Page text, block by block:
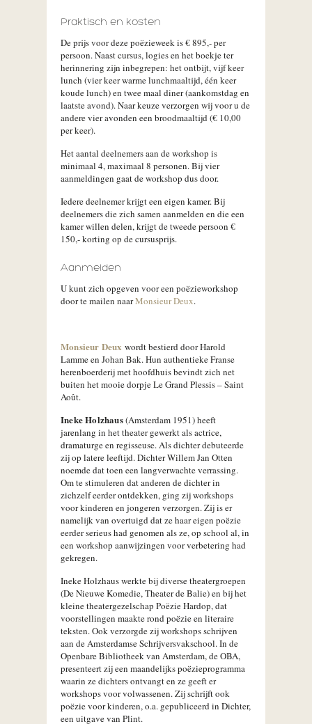
Praktisch en kosten
De prijs voor deze poëzieweek is € 895,- per
persoon. Naast cursus, logies en het boekje ter
herinnering zijn inbegrepen: het ontbijt, vijf keer
lunch (vier keer warme lunchmaaltijd, één keer
koude lunch) en twee maal diner (aankomstdag en
laatste avond). Naar keuze verzorgen wij voor u de
andere vier avonden een broodmaaltijd (€ 10,00
per keer).
Het aantal deelnemers aan de workshop is
minimaal 4, maximaal 8 personen. Bij vier
aanmeldingen gaat de workshop dus door.
Iedere deelnemer krijgt een eigen kamer. Bij
deelnemers die zich samen aanmelden en die een
kamer willen delen, krijgt de tweede persoon €
150,- korting op de cursusprijs.
Aanmelden
U kunt zich opgeven voor een poëzieworkshop
door te mailen naarMonsieur Deux.
Monsieur Deux wordt bestierd door Harold
Lamme en Johan Bak. Hun authentieke Franse
herenboerderij met hoofdhuis bevindt zich net
buiten het mooie dorpje Le Grand Plessis – Saint
Août.
Ineke Holzhaus(Amsterdam 1951) heeft
jarenlang in het theater gewerkt als actrice,
dramaturge en regisseuse. Als dichter debuteerde
zij op latere leeftijd. Dichter Willem Jan Otten
noemde dat toen een langverwachte verrassing.
Om te stimuleren dat anderen de dichter in
zichzelf eerder ontdekken, ging zij workshops
voor kinderen en jongeren verzorgen. Zij is er
namelijk van overtuigd dat ze haar eigen poëzie
eerder serieus had genomen als ze, op school al, in
een workshop aanwijzingen voor verbetering had
gekregen.
Ineke Holzhaus werkte bij diverse theatergroepen
(De Nieuwe Komedie, Theater de Balie) en bij het
kleine theatergezelschap Poëzie Hardop, dat
voorstellingen maakte rond poëzie en literaire
teksten. Ook verzorgde zij workshops schrijven
aan de Amsterdamse Schrijversvakschool. In de
Openbare Bibliotheek van Amsterdam, de OBA,
presenteert zij een maandelijks poëzieprogramma
waarin ze dichters ontvangt en ze geeft er
workshops voor volwassenen. Zij schrijft ook
poëzie voor kinderen, o.a. gepubliceerd in Dichter,
een uitgave van Plint.